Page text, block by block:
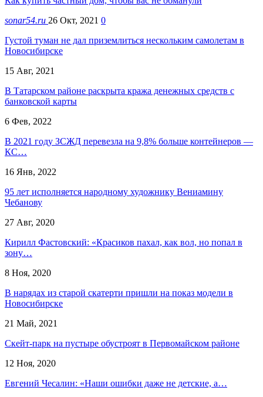
sonar54.ru 26 Окт, 2021 0
Густой туман не дал приземлиться нескольким самолетам в
Новосибирске
15 Авг, 2021
В Татарском районе раскрыта кража денежных средств с
банковской карты
6 Фев, 2022
В 2021 году ЗСЖД перевезла на 9,8% больше контейнеров —
КС…
16 Янв, 2022
95 лет исполняется народному художнику Вениамину
Чебанову
27 Авг, 2020
Кирилл Фастовский: «Красиков пахал, как вол, но попал в
зону…
8 Ноя, 2020
В нарядах из старой скатерти пришли на показ модели в
Новосибирске
21 Май, 2021
Скейт-парк на пустыре обустроят в Первомайском районе
12 Ноя, 2020
Евгений Чесалин: «Наши ошибки даже не детские, а…